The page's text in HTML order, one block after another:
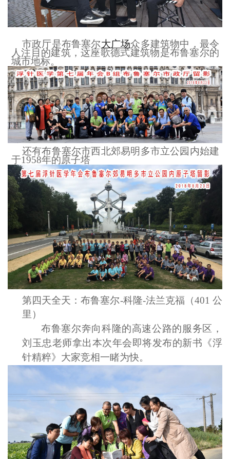
市政厅是布鲁塞尔大广场众多建筑物中，最令
人注目的建筑，这座歌德式建筑物是布鲁塞尔的
城市地标。
还有布鲁塞尔市西北郊易明多市立公园内始建
于1958年的原子塔
第四天全天：布鲁塞尔-科隆-法兰克福（401 公
里）
布鲁塞尔奔向科隆的高速公路的服务区，
刘玉忠老师拿出本次年会即将发布的新书 《浮
针精粹》大家竞相一睹为快。